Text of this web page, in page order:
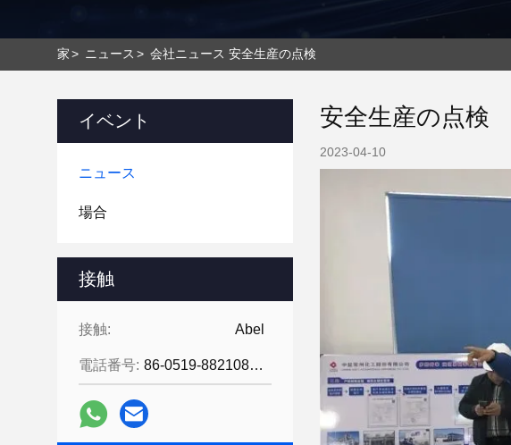
家> ニュース > 会社ニュース 安全生産の点検
イベント
ニュース
場合
接触
接触: Abel
電話番号: 86-0519-88210855
安全生産の点検
2023-04-10